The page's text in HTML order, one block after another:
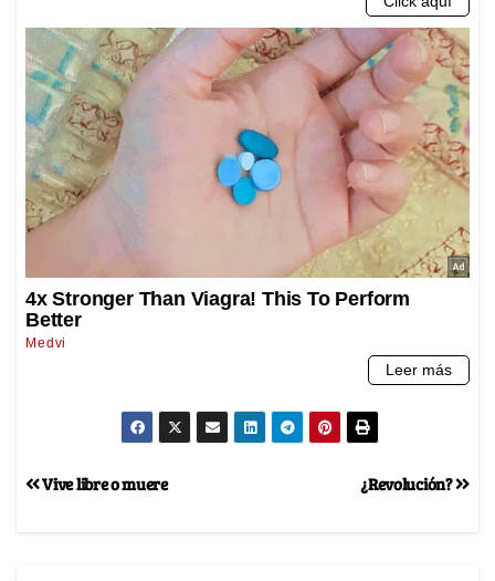
¿Revolución?
Vive libre o muere